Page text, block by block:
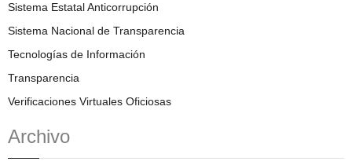
Sistema Estatal Anticorrupción
Sistema Nacional de Transparencia
Tecnologías de Información
Transparencia
Verificaciones Virtuales Oficiosas
Archivo